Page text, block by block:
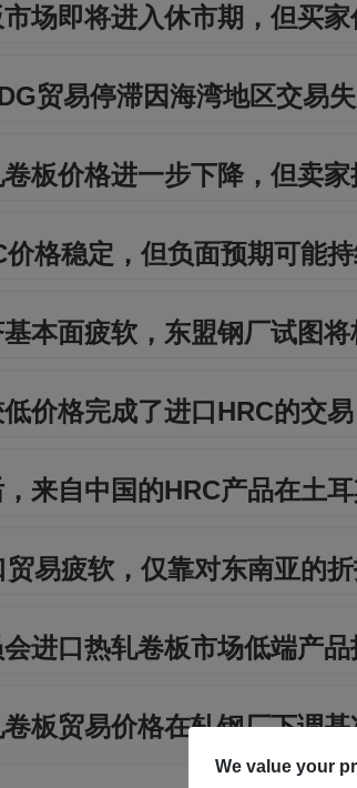
场即将进入休市期，但买
贸易停滞因海湾地区交易
板价格进一步下降，但卖
价格稳定，但负面预期可能
本面疲软，东盟钢厂试图
价格完成了进口HRC的交
来自中国的HRC产品在土
贸易疲软，仅靠对东南亚的
进口热轧卷板市场低端产
板贸易价格在轧钢厂下调